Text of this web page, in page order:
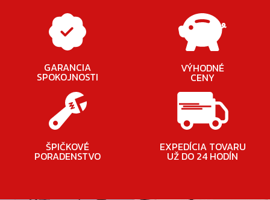
GARANCIA
SPOKOJNOSTI
VÝHODNÉ
CENY
ŠPIČKOVÉ
PORADENSTVO
EXPEDÍCIA TOVARU
UŽ DO 24 HODÍN